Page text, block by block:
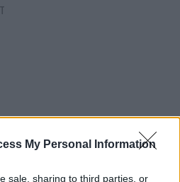
My Personal Information
sale, sharing to third parties, or